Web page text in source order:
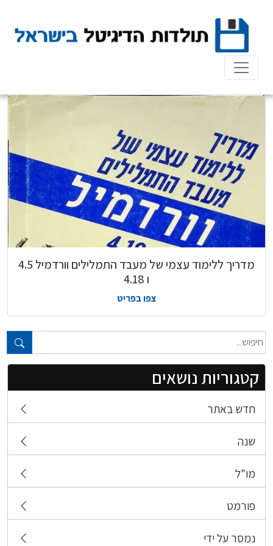
content
טקסט חופשי...
קטגוריות נושאים
חדש באתר
שנה
מו"ל
פורמט
נמסר על ידי
מדריך ללימוד עצמי של מעבד התמלילים וורדמיל 4.5
ו 4.18
צפו בפריט